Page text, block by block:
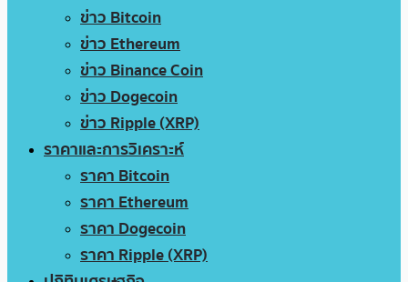
ข่าว Bitcoin
ข่าว Ethereum
ข่าว Binance Coin
ข่าว Dogecoin
ข่าว Ripple (XRP)
ราคาและการวิเคราะห์
ราคา Bitcoin
ราคา Ethereum
ราคา Dogecoin
ราคา Ripple (XRP)